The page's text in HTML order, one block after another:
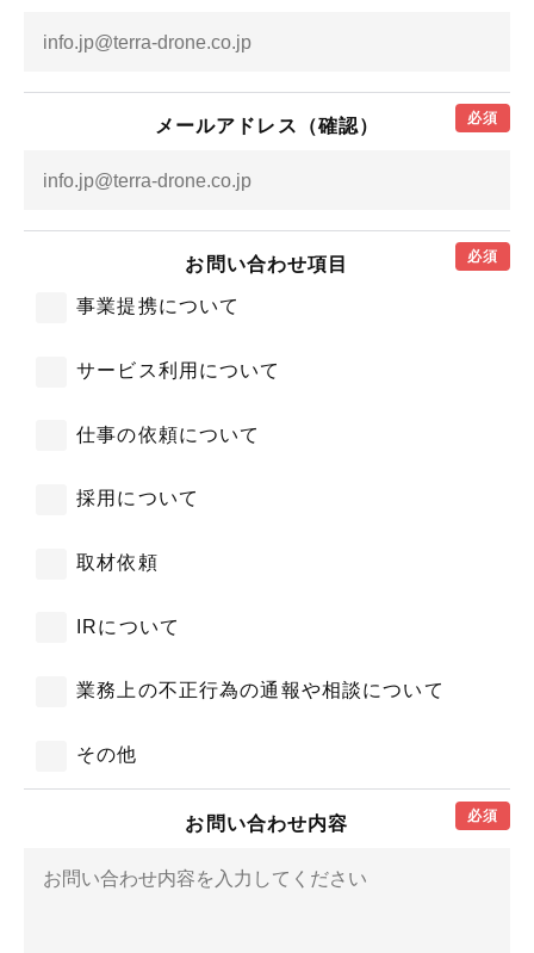
必須
メールアドレス（確認）
必須
お問い合わせ項目
事業提携について
サービス利用について
仕事の依頼について
採用について
取材依頼
IRについて
業務上の不正行為の通報や相談について
その他
必須
お問い合わせ内容